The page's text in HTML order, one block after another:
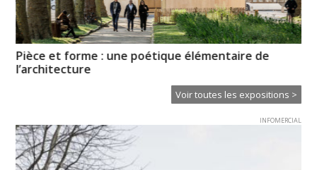
Pièce et forme : une poétique élémentaire de
l’architecture
Voir toutes les expositions >
INFOMERCIAL